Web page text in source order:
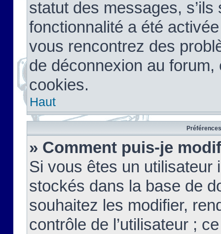
statut des messages,
fonctionnalité a été
vous rencontrez des
de déconnexion au
cookies.
Haut
» Comment puis-je
Si vous êtes un
stockés dans la base de
souhaitez les modifier,
contrôle de l’utilisateur ;